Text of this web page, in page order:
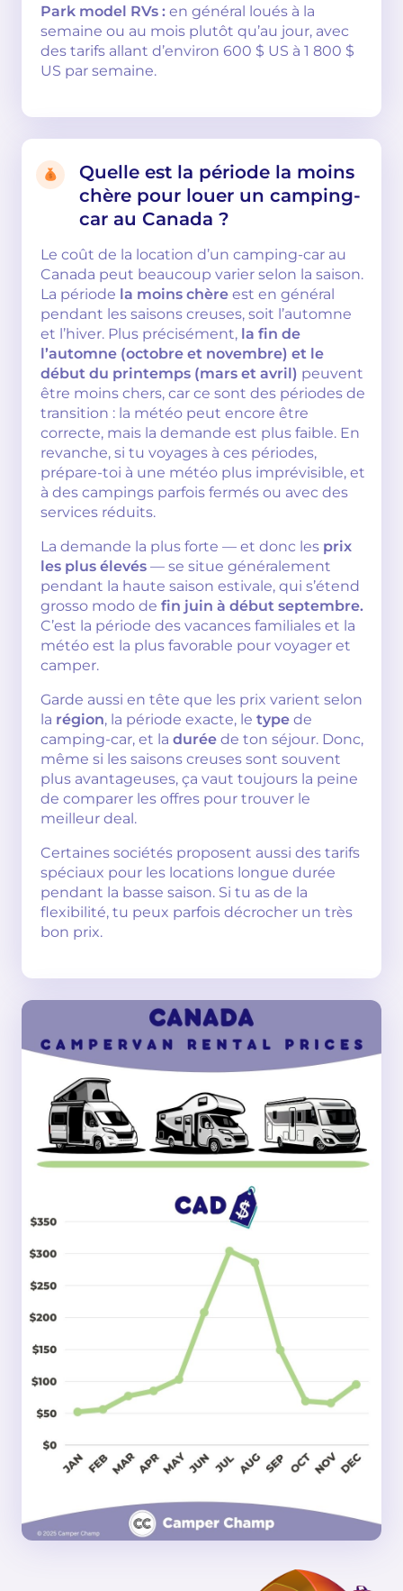
Park model RVs : en général loués à la
semaine ou au mois plutôt qu’au jour, avec
des tarifs allant d’environ 600 $ US à 1 800 $
US par semaine.
Quelle est la période la moins
chère pour louer un camping-
car au Canada ?
Le coût de la location d’un camping-car au
Canada peut beaucoup varier selon la saison.
La période la moins chère est en général
pendant les saisons creuses, soit l’automne
et l’hiver. Plus précisément, la fin de
l’automne (octobre et novembre) et le
début du printemps (mars et avril) peuvent
être moins chers, car ce sont des périodes de
transition : la météo peut encore être
correcte, mais la demande est plus faible. En
revanche, si tu voyages à ces périodes,
prépare-toi à une météo plus imprévisible, et
à des campings parfois fermés ou avec des
services réduits.
La demande la plus forte — et donc les prix
les plus élevés — se situe généralement
pendant la haute saison estivale, qui s’étend
grosso modo de fin juin à début septembre.
C’est la période des vacances familiales et la
météo est la plus favorable pour voyager et
camper.
Garde aussi en tête que les prix varient selon
la région, la période exacte, le type de
camping-car, et la durée de ton séjour. Donc,
même si les saisons creuses sont souvent
plus avantageuses, ça vaut toujours la peine
de comparer les offres pour trouver le
meilleur deal.
Certaines sociétés proposent aussi des tarifs
spéciaux pour les locations longue durée
pendant la basse saison. Si tu as de la
flexibilité, tu peux parfois décrocher un très
bon prix.